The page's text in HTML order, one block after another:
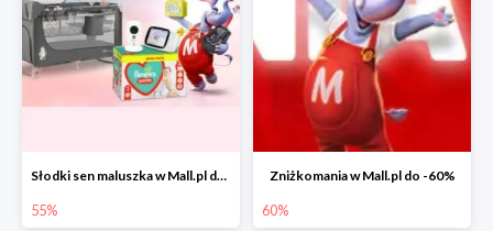
Słodki sen maluszka w Mall.pl do -55%
55%
Zniżkomania w Mall.pl do -60%
60%